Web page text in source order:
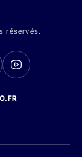
réservés.